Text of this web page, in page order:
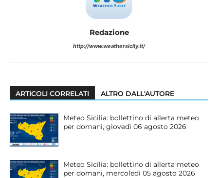
Redazione
http://www.weathersicily.it/
ARTICOLI CORRELATI ALTRO DALL'AUTORE
Meteo Sicilia: bollettino di allerta meteo
per domani, giovedì 06 agosto 2026
Meteo Sicilia: bollettino di allerta meteo
per domani, mercoledì 05 agosto 2026